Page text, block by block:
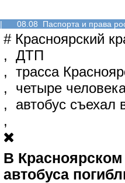
| 08.08 Паспорта и права
# Красноярский
, ДТП
, трасса
, четыре
, автобус съехал
,
В
автобуса